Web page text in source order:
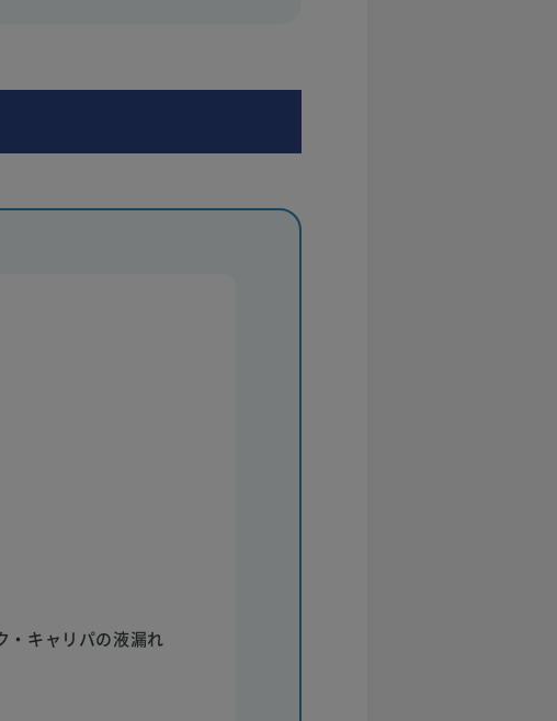
・キャリパの液漏れ